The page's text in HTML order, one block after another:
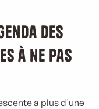
des
à ne pas
a plus d’une